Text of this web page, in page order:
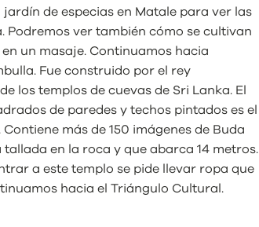
de especias en Matale para ver las
Podremos ver también cómo se cultivan
un masaje. Continuamos hacia
Fue construido por el rey
los templos de cuevas de Sri Lanka. El
de paredes y techos pintados es el
más de 150 imágenes de Buda
en la roca y que abarca 14 metros.
a este templo se pide llevar ropa que
hacia el Triángulo Cultural.